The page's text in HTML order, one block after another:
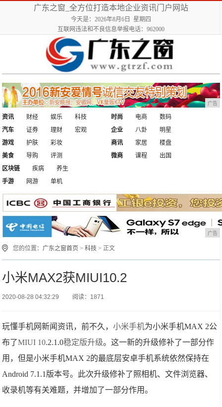
广东之窗_全方位打造本地企业资讯门户网站
今天是：2026年8月6日 星期四
互联网违法和不良信息举报电话：962000
广告
资讯 财经 娱乐
科技
汽车
证券 理财 宏观
时尚 电商
数码
企业
八卦
明星
游戏
护肤
彩妆
美食
导购 评测
商讯 家居
楼盘
微商
课程
出国
区块链
疾病
养生
手游
网游 单机
广告
您的位置： 广东之窗首页 >科技 > 正文
小米MAX2获MIUI10.2
2020-08-28 04:32:29 阅读：1871
玩懂手机网新闻资讯，前不久，小米手机为小米手机MAX 2公
布了MIUI 10.2.1.0稳定版升级。这一新的升级修补了一部分作
用，但是小米手机MAX 2的最底层安卓手机系统依然保持在
Android 7.1.1版本号。此次升级修补了照相机、文件浏览器、
收录机等有关难题，并增加了一部分作用。